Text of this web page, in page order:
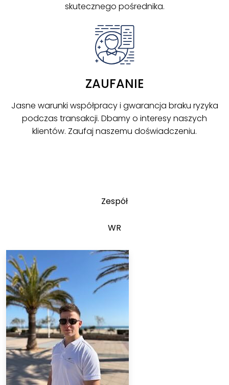
skutecznego pośrednika.
ZAUFANIE
Jasne warunki współpracy i gwarancja braku ryzyka
podczas transakcji. Dbamy o interesy naszych
klientów. Zaufaj naszemu doświadczeniu.
Zespół
WR